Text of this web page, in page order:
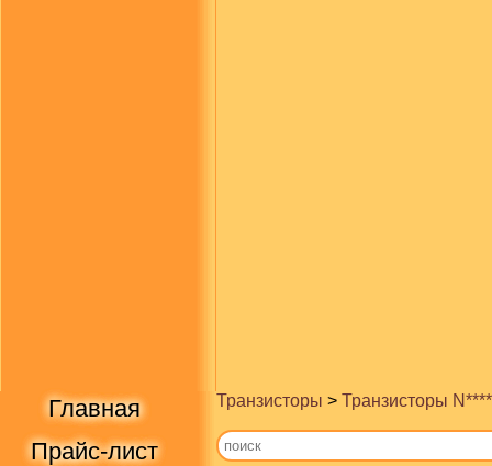
Главная
Прайс-лист
Транзисторы > Транзисторы